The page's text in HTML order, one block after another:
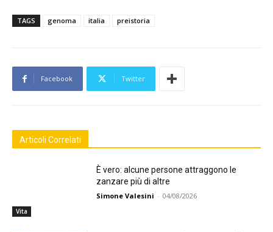
TAGS genoma italia preistoria
Facebook Twitter
Articoli Correlati
Vita
È vero: alcune persone attraggono le
zanzare più di altre
Simone Valesini - 04/08/2026